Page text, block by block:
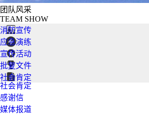
团队风采
TEAM SHOW
消防宣传
应急演练
宣传活动
批复文件
社会肯定
社会肯定
感谢信
媒体报道